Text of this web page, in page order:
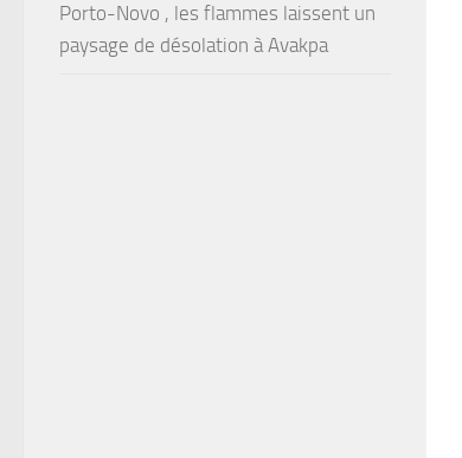
Porto-Novo , les flammes laissent un
paysage de désolation à Avakpa